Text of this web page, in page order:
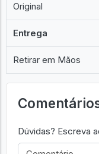
Original
Entrega
Retirar em Mãos
Dúvidas? Escreva